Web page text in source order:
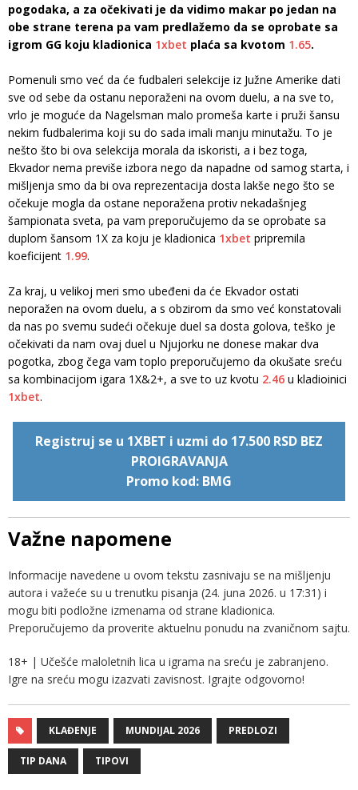
pogodaka, a za očekivati je da vidimo makar po jedan na
obe strane terena pa vam predlažemo da se oprobate sa
igrom GG koju kladionica 1xbet plaća sa kvotom 1.65.
Pomenuli smo već da će fudbaleri selekcije iz Južne Amerike dati
sve od sebe da ostanu neporaženi na ovom duelu, a na sve to,
vrlo je moguće da Nagelsman malo promeša karte i pruži šansu
nekim fudbalerima koji su do sada imali manju minutažu. To je
nešto što bi ova selekcija morala da iskoristi, a i bez toga,
Ekvador nema previše izbora nego da napadne od samog starta, i
mišljenja smo da bi ova reprezentacija dosta lakše nego što se
očekuje mogla da ostane neporažena protiv nekadašnjeg
šampionata sveta, pa vam preporučujemo da se oprobate sa
duplom šansom 1X za koju je kladionica 1xbet pripremila
koeficijent 1.99.
Za kraj, u velikoj meri smo ubeđeni da će Ekvador ostati
neporažen na ovom duelu, a s obzirom da smo već konstatovali
da nas po svemu sudeći očekuje duel sa dosta golova, teško je
očekivati da nam ovaj duel u Njujorku ne donese makar dva
pogotka, zbog čega vam toplo preporučujemo da okušate sreću
sa kombinacijom igara 1X&2+, a sve to uz kvotu 2.46 u kladioinici
1xbet.
Registruj se u 1XBET i uzmi do 17.500 RSD BEZ
PROIGRAVANJA
Promo kod: BMG
Važne napomene
Informacije navedene u ovom tekstu zasnivaju se na mišljenju
autora i važeće su u trenutku pisanja (24. juna 2026. u 17:31) i
mogu biti podložne izmenama od strane kladionica.
Preporučujemo da proverite aktuelnu ponudu na zvaničnom sajtu.
18+ | Učešće maloletnih lica u igrama na sreću je zabranjeno.
Igre na sreću mogu izazvati zavisnost. Igrajte odgovorno!
KLAĐENJE MUNDIJAL 2026 PREDLOZI
TIP DANA TIPOVI